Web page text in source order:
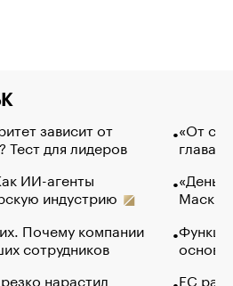
зависит от
Тест для лидеров
ИИ-агенты
индустрию
Почему компании
сотрудников
нарастил
«От
глава
Маск в
основ
ЕС